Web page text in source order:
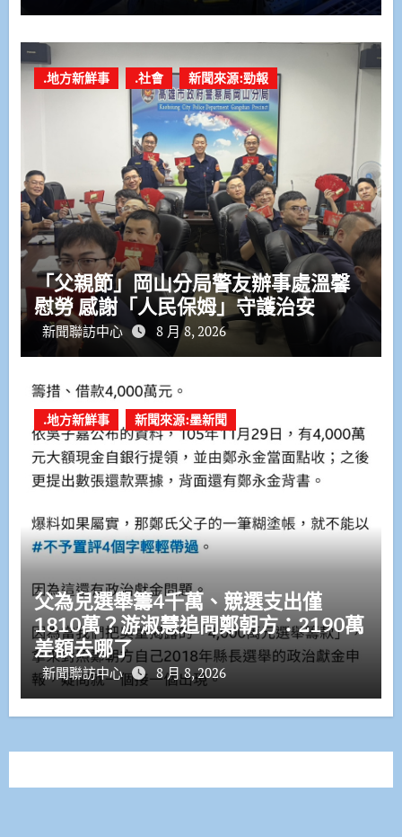
.地方新鮮事 .社會 新聞來源:勁報
「父親節」岡山分局警友辦事處溫馨
慰勞 感謝「人民保姆」守護治安
新聞聯訪中心 8 月 8, 2026
.地方新鮮事 新聞來源:墨新聞
父為兒選舉籌4千萬、競選支出僅
1810萬？游淑慧追問鄭朝方：2190萬
差額去哪了
新聞聯訪中心 8 月 8, 2026